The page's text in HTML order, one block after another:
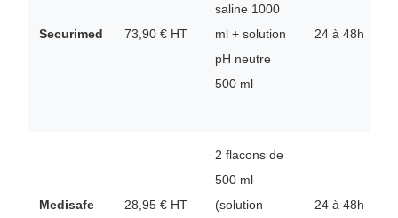
Securimed 73,90 € HT
saline 1000
ml + solution
pH neutre
500 ml
24 à 48h
Medisafe 28,95 € HT
2 flacons de
500 ml
(solution
24 à 48h